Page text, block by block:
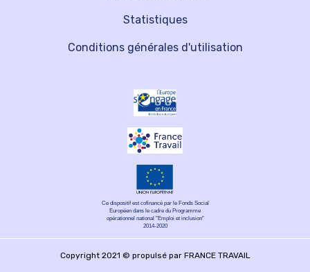
Statistiques
Conditions générales d'utilisation
Ce dispositif est cofinancé par le Fonds Social
Européen dans le cadre du Programme
opérationnel national "Emploi et inclusion"
2014-2020
Copyright 2021 © propulsé par FRANCE TRAVAIL